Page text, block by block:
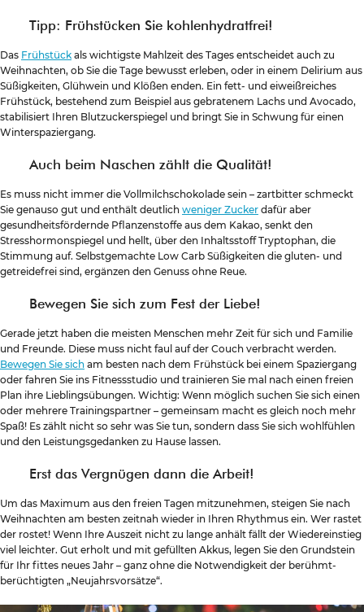
Tipp: Frühstücken Sie kohlenhydratfrei!
Das Frühstück als wichtigste Mahlzeit des Tages entscheidet auch zu
Weihnachten, ob Sie die Tage bewusst erleben, oder in einem Delirium aus
Süßigkeiten, Glühwein und Klößen enden. Ein fett- und eiweißreiches
Frühstück, bestehend zum Beispiel aus gebratenem Lachs und Avocado,
stabilisiert Ihren Blutzuckerspiegel und bringt Sie in Schwung für einen
Winterspaziergang.
Auch beim Naschen zählt die Qualität!
Es muss nicht immer die Vollmilchschokolade sein – zartbitter schmeckt
Sie genauso gut und enthält deutlich weniger Zucker dafür aber
gesundheitsfördernde Pflanzenstoffe aus dem Kakao, senkt den
Stresshormonspiegel und hellt, über den Inhaltsstoff Tryptophan, die
Stimmung auf. Selbstgemachte Low Carb Süßigkeiten die gluten- und
getreidefrei sind, ergänzen den Genuss ohne Reue.
Bewegen Sie sich zum Fest der Liebe!
Gerade jetzt haben die meisten Menschen mehr Zeit für sich und Familie
und Freunde. Diese muss nicht faul auf der Couch verbracht werden.
Bewegen Sie sich am besten nach dem Frühstück bei einem Spaziergang
oder fahren Sie ins Fitnessstudio und trainieren Sie mal nach einen freien
Plan ihre Lieblingsübungen. Wichtig: Wenn möglich suchen Sie sich einen
oder mehrere Trainingspartner – gemeinsam macht es gleich noch mehr
Spaß! Es zählt nicht so sehr was Sie tun, sondern dass Sie sich wohlfühlen
und den Leistungsgedanken zu Hause lassen.
Erst das Vergnügen dann die Arbeit!
Um das Maximum aus den freien Tagen mitzunehmen, steigen Sie nach
Weihnachten am besten zeitnah wieder in Ihren Rhythmus ein. Wer rastet
der rostet! Wenn Ihre Auszeit nicht zu lange anhält fällt der Wiedereinstieg
viel leichter. Gut erholt und mit gefüllten Akkus, legen Sie den Grundstein
für Ihr fittes neues Jahr – ganz ohne die Notwendigkeit der berühmt-
berüchtigten „Neujahrsvorsätze“.